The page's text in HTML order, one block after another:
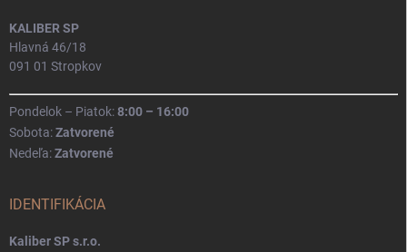
KALIBER SP
Hlavná 46/18
091 01 Stropkov
Pondelok – Piatok:8:00 – 16:00
Sobota:Zatvorené
Nedeľa:Zatvorené
IDENTIFIKÁCIA
Kaliber SP s.r.o.